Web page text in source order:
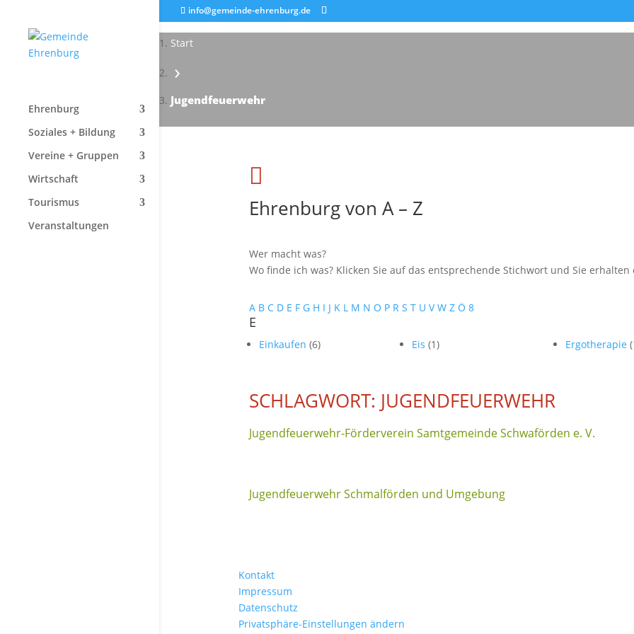
info@gemeinde-ehrenburg.de
Ehrenburg
Soziales + Bildung
Vereine + Gruppen
Wirtschaft
Tourismus
Veranstaltungen
Start
›
Jugendfeuerwehr

Ehrenburg von A – Z
Wer macht was?
Wo finde ich was? Klicken Sie auf das entsprechende Stichwort und Sie
A B C D E F G H I J K L M N O P R S T U V W Z Ö 8
E
Einkaufen (6) Eis(1) Ergotherapie
SCHLAGWORT: JUGENDFEUERWEHR
Jugendfeuerwehr-Förderverein Samtgemeinde Schwaförden e. V.
Jugendfeuerwehr Schmalförden und Umgebung
Kontakt
Impressum
Datenschutz
Privatsphäre-Einstellungen ändern